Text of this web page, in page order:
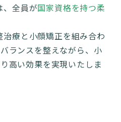
、全員が国家資格を持つ柔
療と小顔矯正を組み合わ
ランスを整えながら、小
高い効果を実現いたしま